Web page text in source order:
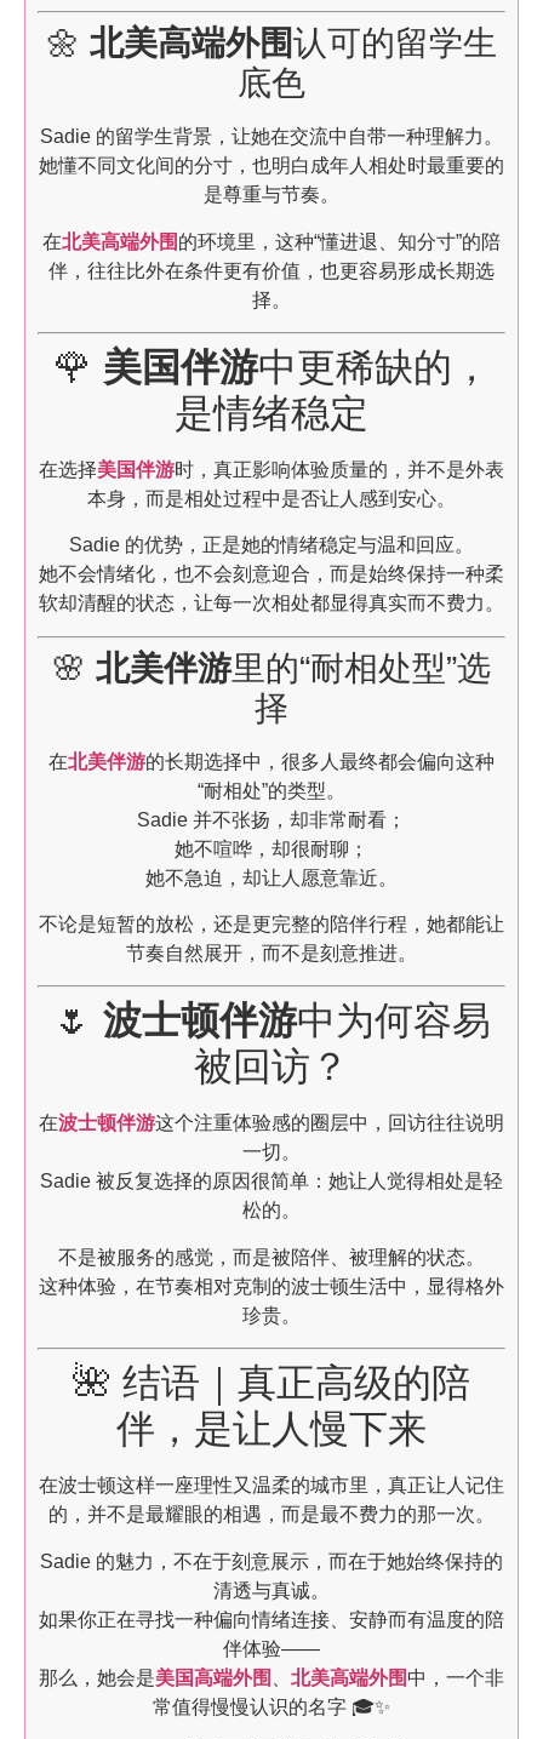
🌼 北美高端外围认可的留学生
底色
Sadie 的留学生背景，让她在交流中自带一种理解力。
她懂不同文化间的分寸，也明白成年人相处时最重要的
是尊重与节奏。
在北美高端外围 的环境里，这种“懂进退、知分寸”的陪
伴，往往比外在条件更有价值，也更容易形成长期选
择。
🌹 美国伴游中更稀缺的，
是情绪稳定
在选择美国伴游时，真正影响体验质量的，并不是外表
本身，而是相处过程中是否让人感到安心。
Sadie 的优势，正是她的情绪稳定与温和回应。
她不会情绪化，也不会刻意迎合，而是始终保持一种柔
软却清醒的状态，让每一次相处都显得真实而不费力。
🌸 北美伴游里的“耐相处型”选
择
在北美伴游的长期选择中，很多人最终都会偏向这种
“耐相处”的类型。
Sadie 并不张扬，却非常耐看；
她不喧哗，却很耐聊；
她不急迫，却让人愿意靠近。
不论是短暂的放松，还是更完整的陪伴行程，她都能让
节奏自然展开，而不是刻意推进。
🌷 波士顿伴游中为何容易
被回访？
在波士顿伴游这个注重体验感的圈层中，回访往往说明
一切。
Sadie 被反复选择的原因很简单：她让人觉得相处是轻
松的。
不是被服务的感觉，而是被陪伴、被理解的状态。
这种体验，在节奏相对克制的波士顿生活中，显得格外
珍贵。
🌺 结语｜真正高级的陪
伴，是让人慢下来
在波士顿这样一座理性又温柔的城市里，真正让人记住
的，并不是最耀眼的相遇，而是最不费力的那一次。
Sadie 的魅力，不在于刻意展示，而在于她始终保持的
清透与真诚。
如果你正在寻找一种偏向情绪连接、安静而有温度的陪
伴体验——
那么，她会是美国高端外围 北美高端外围 中，一个非
常值得慢慢认识的名字 🎓✨